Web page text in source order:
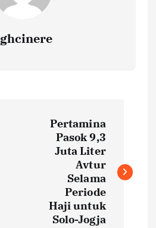
Pertamina
Pasok 9,3
Juta Liter
Avtur
Selama
Periode
Haji untuk
Solo-Jogja